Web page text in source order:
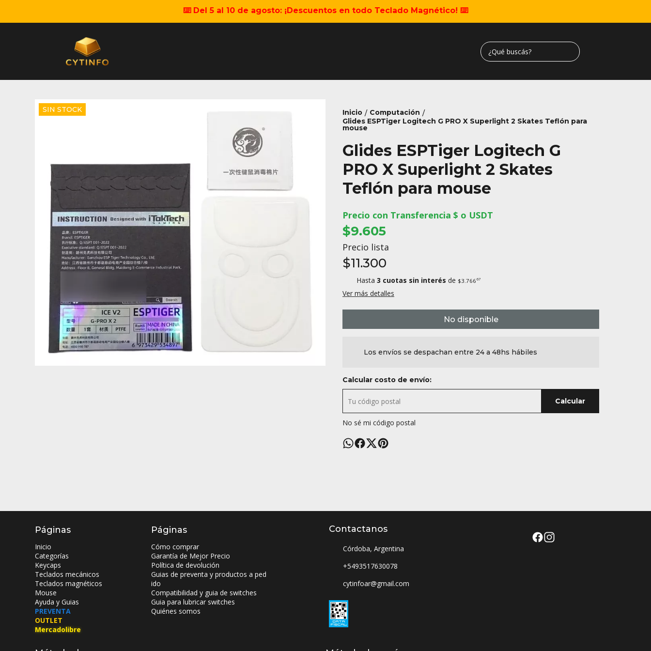
⌨️ Del 5 al 10 de agosto: ¡Descuentos en todo Teclado Magnético! ⌨️
SIN STOCK Inicio / Computación /
Glides ESPTiger Logitech G PRO X Superlight 2 Skates Teflón para
mouse
Glides ESPTiger Logitech G
PRO X Superlight 2 Skates
Teflón para mouse
Precio con Transferencia $ o USDT
$9.605
Precio lista
$11.300
Hasta 3 cuotas sin interés de $3.766 67
Ver más detalles
No disponible
Los envíos se despachan entre 24 a 48hs hábiles
Calcular costo de envío:
Calcular
No sé mi código postal
Páginas
Inicio
Categorías
Keycaps
Teclados mecánicos
Teclados magnéticos
Mouse
Ayuda y Guias
PREVENTA
OUTLET
Mercadolibre
Páginas
Cómo comprar
Garantía de Mejor Precio
Política de devolución
Guias de preventa y productos a ped
ido
Compatibilidad y guia de switches
Guia para lubricar switches
Quiénes somos
Contactanos
Córdoba, Argentina
+5493517630078
cytinfoar@gmail.com